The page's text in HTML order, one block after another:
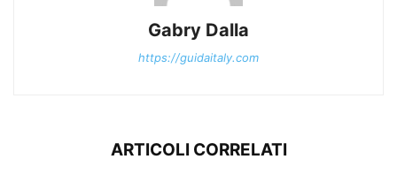
Gabry Dalla
https://guidaitaly.com
ARTICOLI CORRELATI